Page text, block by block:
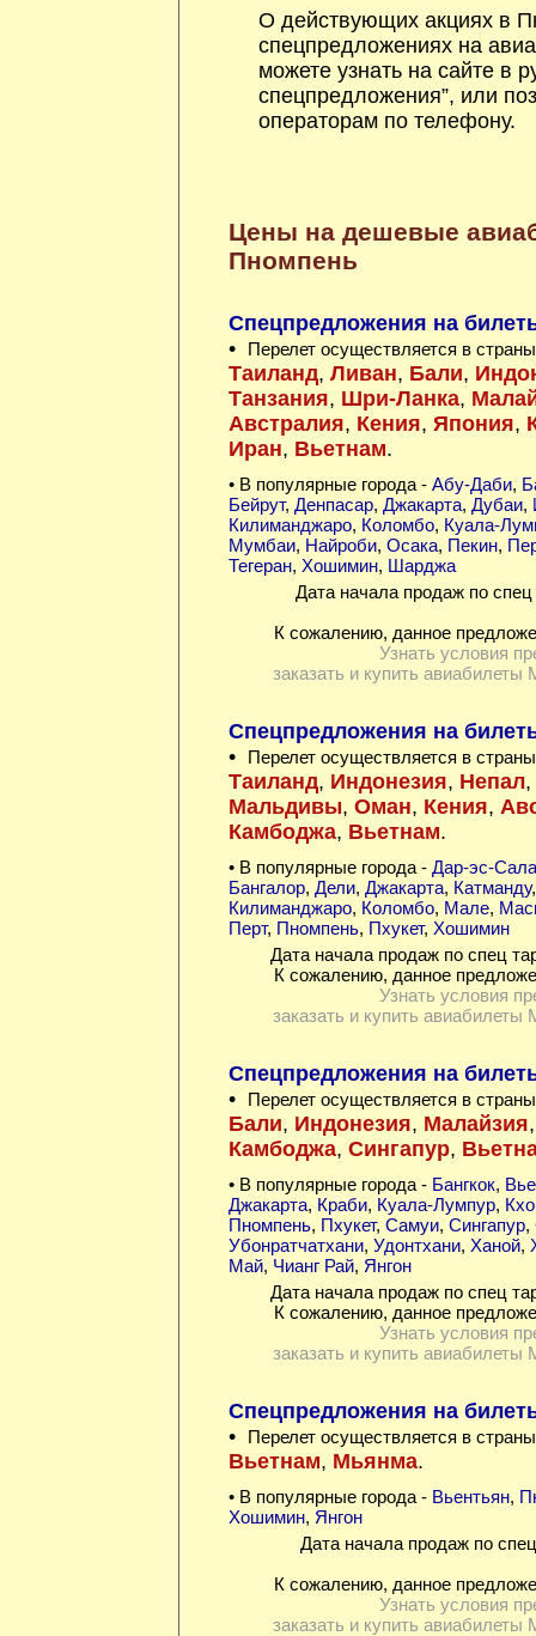
О действующих акциях в
спецпредложениях на
можете узнать на сайте в
спецпредложения”, или
операторам по телефону.
Цены на дешевые
Пномпень
Спецпредложения на
•
Перелет осуществляется в
Таиланд, Ливан, Бали,
Танзания, Шри-Ланка,
Австралия, Кения, Япония,
Иран, Вьетнам.
• В популярные города - Абу-Даби,
Бейрут, Денпасар, Джакарта, Дубаи,
Килиманджаро, Коломбо, Куала-
Мумбаи, Найроби, Осака, Пекин,
Тегеран, Хошимин, Шарджа
Дата начала продаж по
К сожалению, данное
Узнать условия
заказать и купить
Спецпредложения на
•
Перелет осуществляется в
Таиланд, Индонезия, Непал,
Мальдивы, Оман, Кения,
Камбоджа, Вьетнам.
• В популярные города - Дар-эс-
Бангалор, Дели, Джакарта, Катманду
Килиманджаро, Коломбо, Мале,
Перт, Пномпень, Пхукет, Хошимин
Дата начала продаж по спец
К сожалению, данное
Узнать условия
заказать и купить
Спецпредложения на
•
Перелет осуществляется в
Бали, Индонезия, Малайзия
Камбоджа, Сингапур,
• В популярные города - Бангкок,
Джакарта, Краби, Куала-Лумпур,
Пномпень, Пхукет, Самуи, Сингапур,
Убонратчатхани, Удонтхани, Ханой,
Май, Чианг Рай, Янгон
Дата начала продаж по спец
К сожалению, данное
Узнать условия
заказать и купить
Спецпредложения на
•
Перелет осуществляется в
Вьетнам, Мьянма.
• В популярные города - Вьентьян,
Хошимин, Янгон
Дата начала продаж по
К сожалению, данное
Узнать условия
заказать и купить